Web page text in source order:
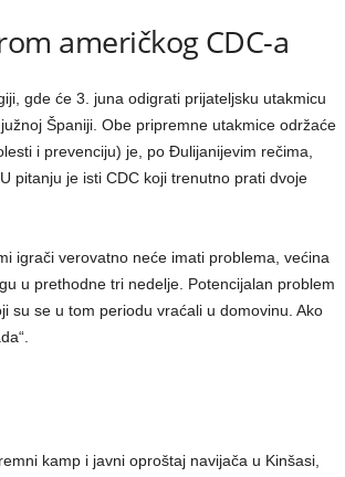
američkog CDC-a
gde će 3. juna odigrati prijateljsku utakmicu
Španiji. Obe pripremne utakmice održaće
i prevenciju) je, po Đulijanijevim rečima,
pitanju je isti CDC koji trenutno prati dvoje
igrači verovatno neće imati problema, većina
u prethodne tri nedelje. Potencijalan problem
su se u tom periodu vraćali u domovinu. Ako
kamp i javni oproštaj navijača u Kinšasi,